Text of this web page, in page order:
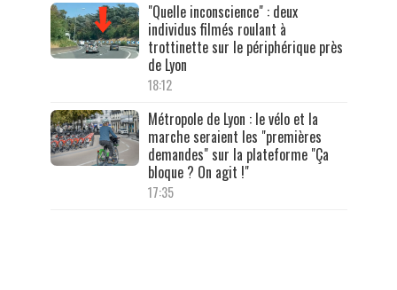
"Quelle inconscience" : deux
individus filmés roulant à
trottinette sur le périphérique près
de Lyon
18:12
Métropole de Lyon : le vélo et la
marche seraient les "premières
demandes" sur la plateforme "Ça
bloque ? On agit !"
17:35